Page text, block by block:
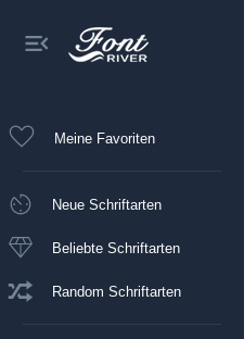
Meine Favoriten
Neue Schriftarten
Beliebte Schriftarten
Random Schriftarten